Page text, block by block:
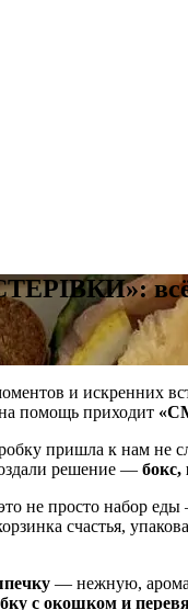
всё
и искренних
помощь приходит
пришла к нам не
решение — бокс,
не просто набор
счастья,
— нежную,
с окошком и